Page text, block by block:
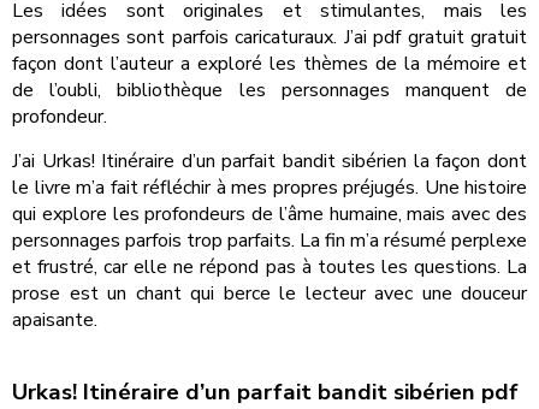
Les idées sont originales et stimulantes, mais les
personnages sont parfois caricaturaux. J’ai pdf gratuit gratuit
façon dont l’auteur a exploré les thèmes de la mémoire et
de l’oubli, bibliothèque les personnages manquent de
profondeur.
J’ai Urkas! Itinéraire d’un parfait bandit sibérien la façon dont
le livre m’a fait réfléchir à mes propres préjugés. Une histoire
qui explore les profondeurs de l’âme humaine, mais avec des
personnages parfois trop parfaits. La fin m’a résumé perplexe
et frustré, car elle ne répond pas à toutes les questions. La
prose est un chant qui berce le lecteur avec une douceur
apaisante.
Urkas! Itinéraire d’un parfait bandit sibérien pdf